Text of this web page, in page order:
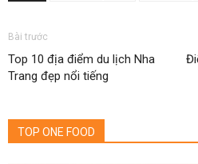
Bài trước
Top 10 địa điểm du lịch Nha
Trang đẹp nổi tiếng
TOP ONE FOOD